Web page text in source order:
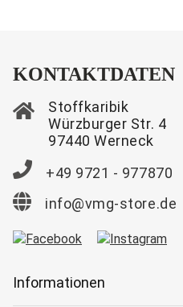
KONTAKTDATEN
Stoffkaribik
Würzburger Str. 4
97440 Werneck
+49 9721 - 977870
info@vmg-store.de
Informationen